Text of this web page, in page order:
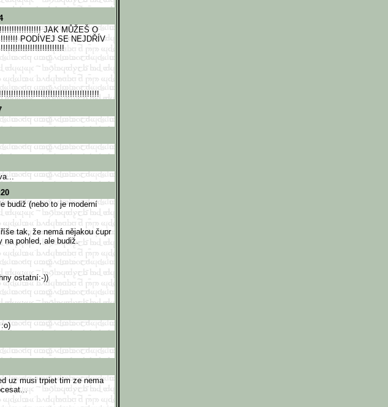
JAK MŮŽEŠ O
PODÍVEJ SE NEJDŘÍV
!!
!!!!!!!!!!!!!!!!!!!!!!!!!!!!!!!!!
budiž (nebo to je moderní
tak, že nemá nějakou čupr
na pohled, ale budiž.
ostatní:-))
uz musi trpiet tim ze nema